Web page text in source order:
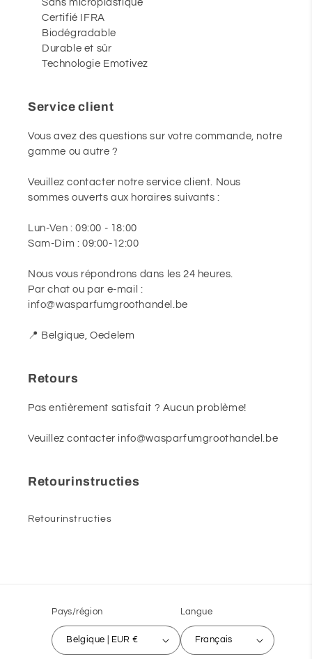
Sans microplastique
Certifié IFRA
Biodégradable
Durable et sûr
Technologie Emotivez
Service client
Vous avez des questions sur votre commande, notre
gamme ou autre ?
Veuillez contacter notre service client. Nous
sommes ouverts aux horaires suivants :
Lun-Ven : 09:00 - 18:00
Sam-Dim : 09:00-12:00
Nous vous répondrons dans les 24 heures.
Par chat ou par e-mail :
info@wasparfumgroothandel.be
📍 Belgique, Oedelem
Retours
Pas entièrement satisfait ? Aucun problème!
Veuillez contacter info@wasparfumgroothandel.be
Retourinstructies
Retourinstructies
Pays/région
Belgique | EUR €
Langue
Français